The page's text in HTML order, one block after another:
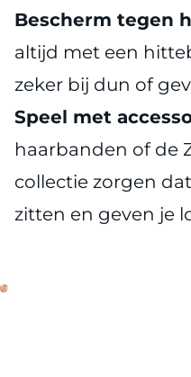
Bescherm tegen
altijd met een
zeker bij dun of
Speel met
haarbanden of de
collectie zorgen
zitten en geven je